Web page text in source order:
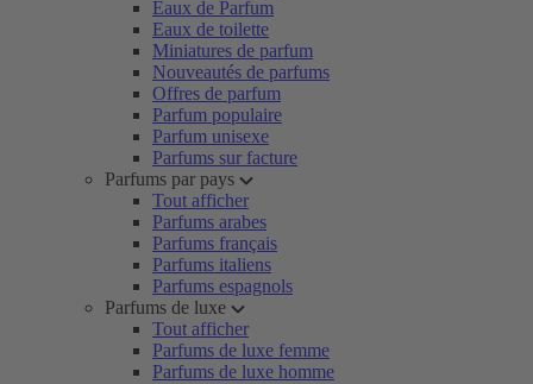
Eaux de Parfum
Eaux de toilette
Miniatures de parfum
Nouveautés de parfums
Offres de parfum
Parfum populaire
Parfum unisexe
Parfums sur facture
Parfums par pays
Tout afficher
Parfums arabes
Parfums français
Parfums italiens
Parfums espagnols
Parfums de luxe
Tout afficher
Parfums de luxe femme
Parfums de luxe homme